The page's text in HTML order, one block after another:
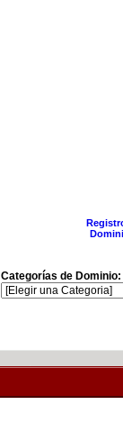
Categorías de Dominio: